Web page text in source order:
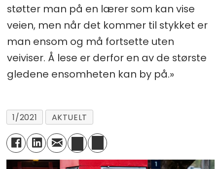
støtter man på en lærer som kan vise
veien, men når det kommer til stykket er
man ensom og må fortsette uten
veiviser. Å lese er derfor en av de største
gledene ensomheten kan by på.»
1/2021 AKTUELT